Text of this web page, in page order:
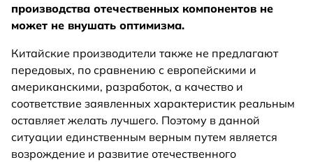
производства отечественных компонентов не
может не внушать оптимизма.
Китайские производители также не предлагают
передовых, по сравнению с европейскими и
американскими, разработок, а качество и
соответствие заявленных характеристик реальным
оставляет желать лучшего. Поэтому в данной
ситуации единственным верным путем является
возрождение и развитие отечественного